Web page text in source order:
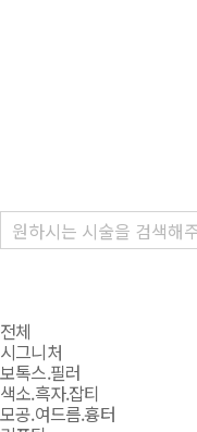
전체
시그니처
보톡스.필러
색소.흑자.잡티
모공.여드름.흉터